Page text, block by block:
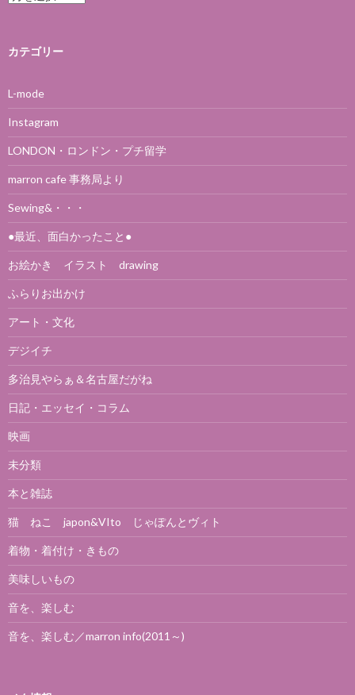
カテゴリー
L-mode
Instagram
LONDON・ロンドン・プチ留学
marron cafe 事務局より
Sewing&・・・
●最近、面白かったこと●
お絵かき イラスト drawing
ふらりお出かけ
アート・文化
デジイチ
多治見やらぁ＆名古屋だがね
日記・エッセイ・コラム
映画
未分類
本と雑誌
猫 ねこ japon&VIto じゃぽんとヴィト
着物・着付け・きもの
美味しいもの
音を、楽しむ
音を、楽しむ／marron info(2011～)